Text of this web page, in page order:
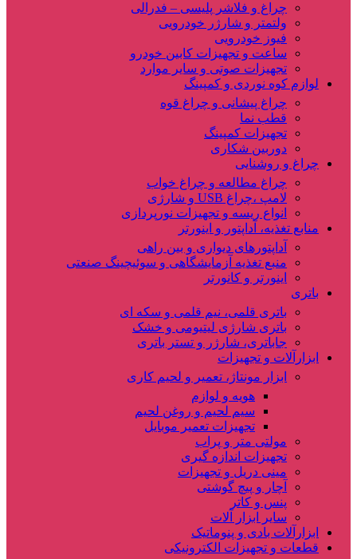
چراغ و فلاشر پلیسی – فدرالی
ولتمتر و شارژر خودرویی
فیوز خودرویی
ساعت و تجهیزات کابین خودرو
تجهیزات صوتی و سایر موارد
لوازم کوه نوردی و کمپینگ
چراغ پیشانی و چراغ قوه
قطب نما
تجهیزات کمپینگ
دوربین شکاری
چراغ و روشنایی
چراغ مطالعه و چراغ خواب
لامپ ،چراغ USB و شارژی
انواع ریسه و تجهیزات نورپردازی
منابع تغذیه، آداپتور و اینورتر
آداپتورهای دیواری و بین راهی
منبع تغذیه آزمایشگاهی و سوئیچینگ صنعتی
اینورتر و کانورتر
باتری
باتری قلمی، نیم قلمی و سکه ای
باتری شارژی لیتیومی و خشک
جاباتری، شارژر و تستر باتری
ابزارآلات و تجهیزات
ابزار مونتاژ، تعمیر و لحیم کاری
هویه و لوازم
سیم لحیم و روغن لحیم
تجهیزات تعمیر موبایل
مولتی متر و پراب
تجهیزات اندازه گیری
مینی دریل و تجهیزات
آچار و پیچ گوشتی
پنس و کاتر
سایر ابزار آلات
ابزارآلات بادی و پنوماتیک
قطعات و تجهیزات الکترونیکی